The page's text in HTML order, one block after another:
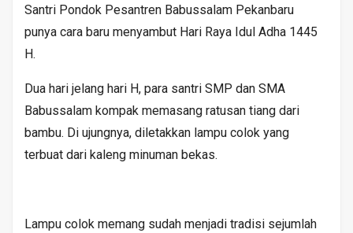
Santri Pondok Pesantren Babussalam Pekanbaru
punya cara baru menyambut Hari Raya Idul Adha 1445
H.
Dua hari jelang hari H, para santri SMP dan SMA
Babussalam kompak memasang ratusan tiang dari
bambu. Di ujungnya, diletakkan lampu colok yang
terbuat dari kaleng minuman bekas.
Lampu colok memang sudah menjadi tradisi sejumlah